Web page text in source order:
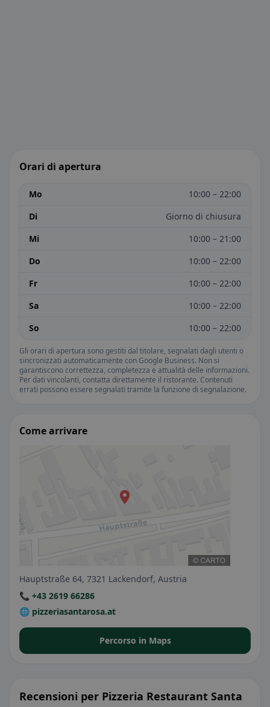
Orari di apertura
Mo
10:00 – 22:00
Di
Giorno di chiusura
Mi
10:00 – 21:00
Do
10:00 – 22:00
Fr
10:00 – 22:00
Sa
10:00 – 22:00
So
10:00 – 22:00
Gli orari di apertura sono gestiti dal titolare, segnalati dagli utenti o
sincronizzati automaticamente con Google Business. Non si
garantiscono correttezza, completezza e attualità delle informazioni.
Per dati vincolanti, contatta direttamente il ristorante. Contenuti
errati possono essere segnalati tramite la funzione di segnalazione.
Come arrivare
Hauptstraße 64, 7321 Lackendorf, Austria
📞 +43 2619 66286
🌐 pizzeriasantarosa.at
Percorso in Maps
Recensioni per Pizzeria Restaurant Santa